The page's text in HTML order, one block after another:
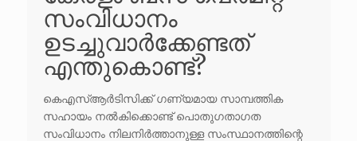
സംവിധാനം
ഉടച്ചുവാർക്കേണ്ടത്
എന്തുകൊണ്ട്?
കെഎസ്ആർടിസിക്ക് ഗണ്യമായ സാമ്പത്തിക
സഹായം നൽകിക്കൊണ്ട് പൊതുഗതാഗത
സംവിധാനം നിലനിർത്താനുള്ള സംസ്ഥാനത്തിന്റെ